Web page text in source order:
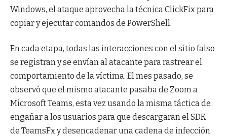
Windows, el ataque aprovecha la técnica ClickFix para
copiar y ejecutar comandos de PowerShell.
En cada etapa, todas las interacciones con el sitio falso
se registran y se envían al atacante para rastrear el
comportamiento de la víctima. El mes pasado, se
observó que el mismo atacante pasaba de Zoom a
Microsoft Teams, esta vez usando la misma táctica de
engañar a los usuarios para que descargaran el SDK
de TeamsFx y desencadenar una cadena de infección.